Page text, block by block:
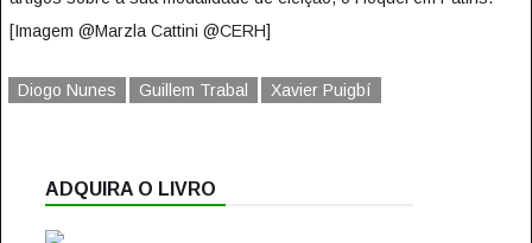
[Imagem @Marzla Cattini @CERH]
Diogo Nunes Guillem Trabal Xavier Puigbí
ADQUIRA O LIVRO